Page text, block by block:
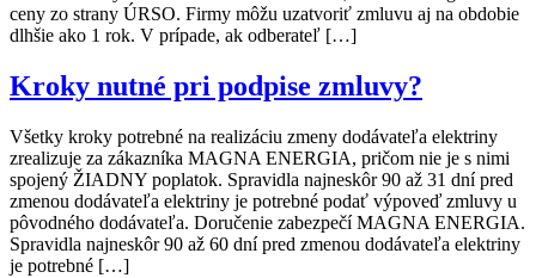
ceny zo strany ÚRSO. Firmy môžu uzatvoriť zmluvu aj na obdobie
dlhšie ako 1 rok. V prípade, ak odberateľ […]
Kroky nutné pri podpise zmluvy?
Všetky kroky potrebné na realizáciu zmeny dodávateľa elektriny
zrealizuje za zákazníka MAGNA ENERGIA, pričom nie je s nimi
spojený ŽIADNY poplatok. Spravidla najneskôr 90 až 31 dní pred
zmenou dodávateľa elektriny je potrebné podať výpoveď zmluvy u
pôvodného dodávateľa. Doručenie zabezpečí MAGNA ENERGIA.
Spravidla najneskôr 90 až 60 dní pred zmenou dodávateľa elektriny
je potrebné […]